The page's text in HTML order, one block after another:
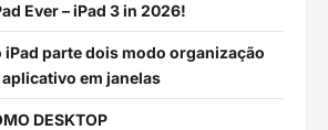
Ever – iPad 3 in 2026!
iPad parte dois modo organização
em janelas
DESKTOP